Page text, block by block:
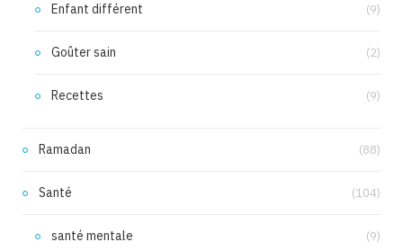
Enfant différent (9)
Goûter sain (2)
Recettes (9)
Ramadan (88)
Santé (104)
santé mentale (9)